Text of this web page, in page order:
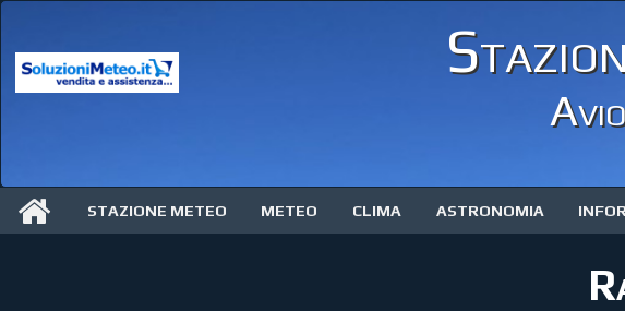
STAZIONE METEO METEO CLIMA ASTRONOMIA